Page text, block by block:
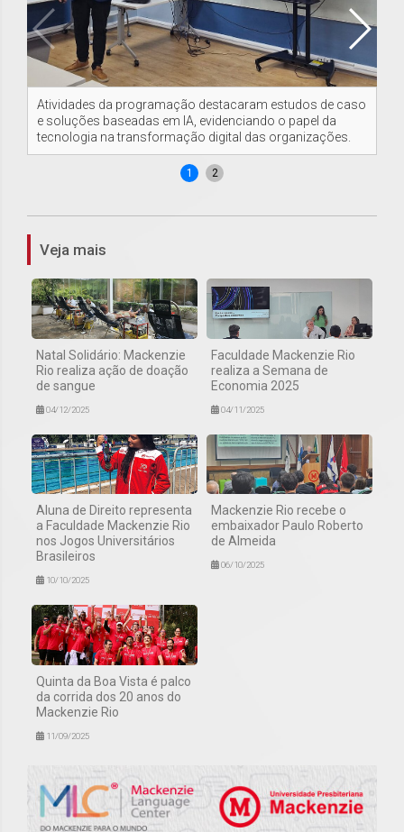
Atividades da programação destacaram estudos de caso
e soluções baseadas em IA, evidenciando o papel da
tecnologia na transformação digital das organizações.
1 2
Veja mais
Natal Solidário: Mackenzie
Rio realiza ação de doação
de sangue
04/12/2025
Faculdade Mackenzie Rio
realiza a Semana de
Economia 2025
04/11/2025
Aluna de Direito representa
a Faculdade Mackenzie Rio
nos Jogos Universitários
Brasileiros
10/10/2025
Mackenzie Rio recebe o
embaixador Paulo Roberto
de Almeida
06/10/2025
Quinta da Boa Vista é palco
da corrida dos 20 anos do
Mackenzie Rio
11/09/2025